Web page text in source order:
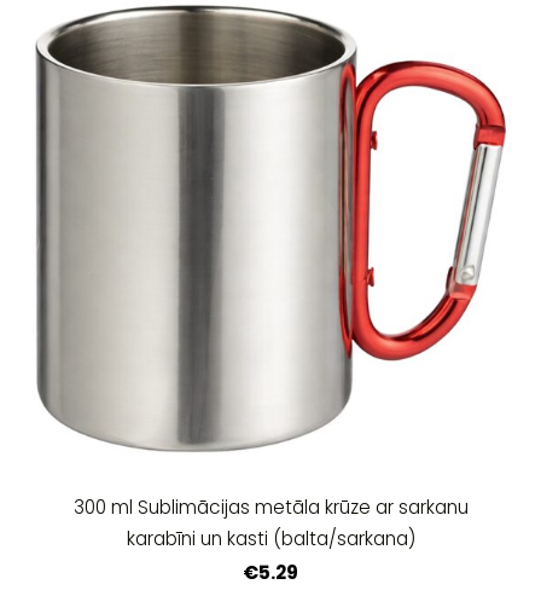
300 ml Sublimācijas metāla krūze ar sarkanu
karabīni un kasti (balta/sarkana)
€5.29